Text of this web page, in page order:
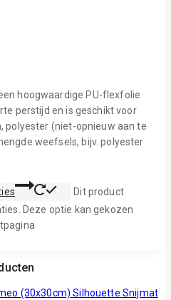
een hoogwaardige PU-flexfolie
perstijd en is geschikt voor
polyester (niet-opnieuw aan te
weefsels, bijv. polyester
Dit product
Deze optie kan gekozen
Silhouette Snijmat